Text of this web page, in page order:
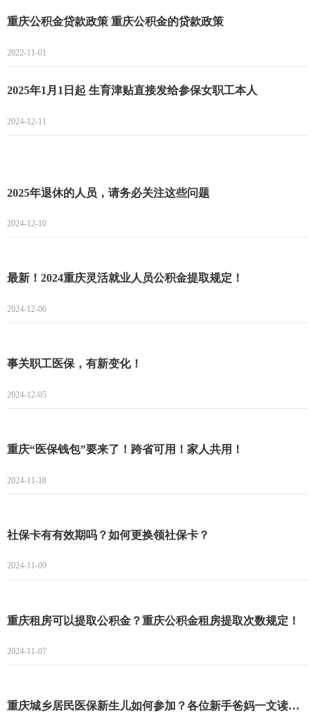
重庆公积金贷款政策 重庆公积金的贷款政策
2022-11-01
2025年1月1日起 生育津贴直接发给参保女职工本人
2024-12-11
2025年退休的人员，请务必关注这些问题
2024-12-10
最新！2024重庆灵活就业人员公积金提取规定！
2024-12-06
事关职工医保，有新变化！
2024-12-05
重庆“医保钱包”要来了！跨省可用！家人共用！
2024-11-18
社保卡有有效期吗？如何更换领社保卡？
2024-11-09
重庆租房可以提取公积金？重庆公积金租房提取次数规定！
2024-11-07
重庆城乡居民医保新生儿如何参加？各位新手爸妈一文读懂！